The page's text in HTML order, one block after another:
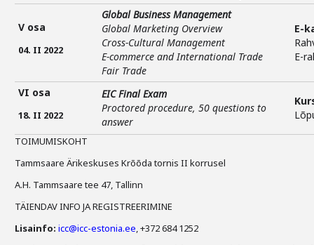
V osa
04. II 2022
Global Business Management
Global Marketing Overview
Cross-Cultural Management
E-commerce and International Trade
Fair Trade
E-
E-
VI osa
18. II 2022
EIC Final Exam
Proctored procedure, 50 questions to
answer
TOIMUMISKOHT
Tammsaare Ärikeskuses Krõõda tornis II korrusel
A.H. Tammsaare tee 47, Tallinn
TÄIENDAV INFO JA REGISTREERIMINE
Lisainfo: icc@icc-estonia.ee, +372 684 1252